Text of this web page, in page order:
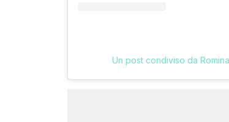
Un post condiviso da